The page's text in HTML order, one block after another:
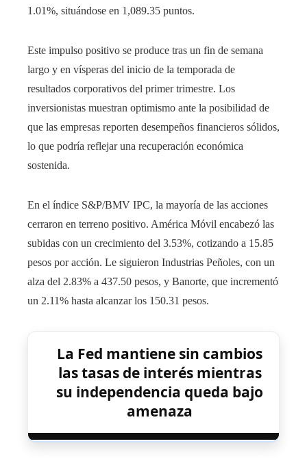
1.01%, situándose en 1,089.35 puntos.
Este impulso positivo se produce tras un fin de semana
largo y en vísperas del inicio de la temporada de
resultados corporativos del primer trimestre. Los
inversionistas muestran optimismo ante la posibilidad de
que las empresas reporten desempeños financieros sólidos,
lo que podría reflejar una recuperación económica
sostenida.​
En el índice S&P/BMV IPC, la mayoría de las acciones
cerraron en terreno positivo. América Móvil encabezó las
subidas con un crecimiento del 3.53%, cotizando a 15.85
pesos por acción. Le siguieron Industrias Peñoles, con un
alza del 2.83% a 437.50 pesos, y Banorte, que incrementó
un 2.11% hasta alcanzar los 150.31 pesos.
La Fed mantiene sin cambios
las tasas de interés mientras
su independencia queda bajo
amenaza